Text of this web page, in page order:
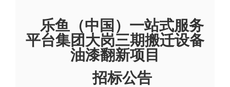
乐鱼（中国）一站式服务
平台集团 大岗三期搬迁设备
油漆翻新项目
招标公告